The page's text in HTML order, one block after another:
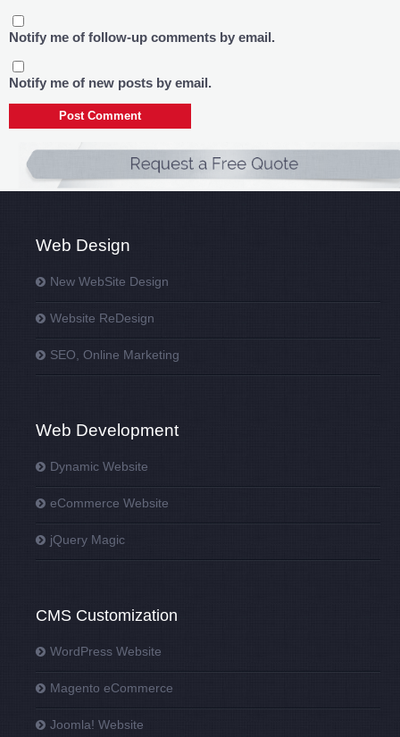
Notify me of follow-up comments by email.
Notify me of new posts by email.
Web Design
New WebSite Design
Website ReDesign
SEO, Online Marketing
Web Development
Dynamic Website
eCommerce Website
jQuery Magic
CMS Customization
WordPress Website
Magento eCommerce
Joomla! Website